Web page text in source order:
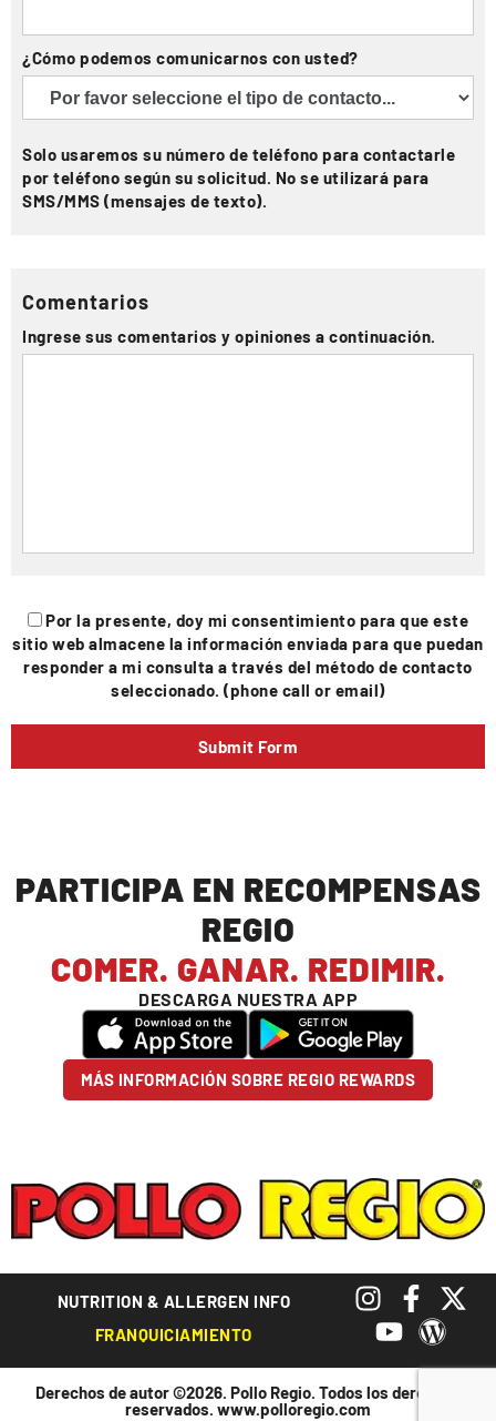
¿Cómo podemos comunicarnos con usted?
Solo usaremos su número de teléfono para contactarle
por teléfono según su solicitud. No se utilizará para
SMS/MMS (mensajes de texto).
Comentarios
Ingrese sus comentarios y opiniones a continuación.
Por la presente, doy mi consentimiento para que este
sitio web almacene la información enviada para que puedan
responder a mi consulta a través del método de contacto
seleccionado. (phone call or email)
PARTICIPA EN RECOMPENSAS
REGIO
COMER. GANAR. REDIMIR.
DESCARGA NUESTRA APP
MÁS INFORMACIÓN SOBRE REGIO REWARDS
NUTRITION & ALLERGEN INFO
FRANQUICIAMIENTO
Derechos de autor ©2026. Pollo Regio. Todos los derechos
reservados. www.polloregio.com